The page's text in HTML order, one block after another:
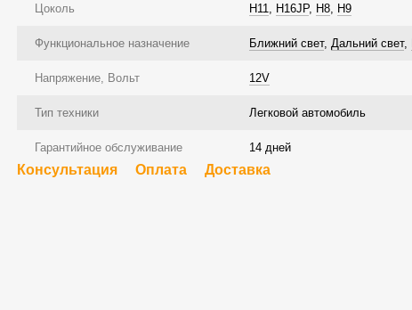
Цоколь H11, H16JP, H8, H9
Функциональное назначение Ближний свет, Дальний свет,
Напряжение, Вольт 12V
Тип техники Легковой автомобиль
Гарантийное обслуживание 14 дней
Консультация Оплата Доставка